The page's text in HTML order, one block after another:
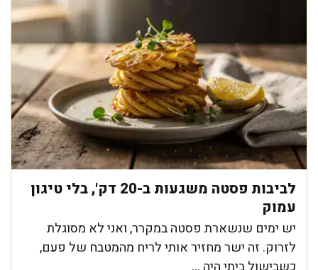
לביבות פסטה משגעות ב-20 דק', בלי טיגון
עמוק
יש ימים שנשארת פסטה במקרר, ואני לא מסוגלת
לזרוק. זה ישר מחזיר אותי לריח מהמטבח של פעם,